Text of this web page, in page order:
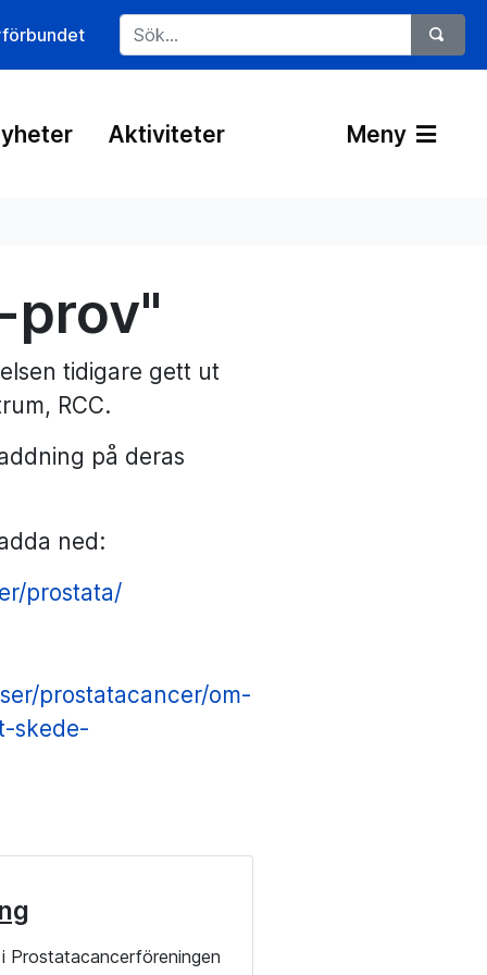
Aktiviteter Meny
prov"
tidigare gett ut
RCC.
på deras
ned:
prostata/
prostatacancer/om-
skede-
Prostatacancerföreningen